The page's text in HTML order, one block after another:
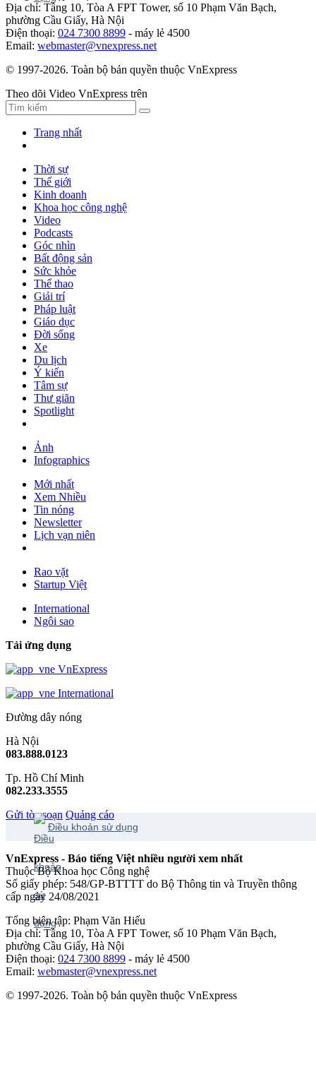
Địa chỉ: Tầng 10, Tòa A FPT Tower, số 10 Phạm Văn Bạch,
phường Cầu Giấy, Hà Nội
Điện thoại: 024 7300 8899 - máy lẻ 4500
Email: webmaster@vnexpress.net
© 1997-2026. Toàn bộ bản quyền thuộc VnExpress
Theo dõi Video VnExpress trên
Trang nhất
Thời sự
Thế giới
Kinh doanh
Khoa học công nghệ
Video
Podcasts
Góc nhìn
Bất động sản
Sức khỏe
Thể thao
Giải trí
Pháp luật
Giáo dục
Đời sống
Xe
Du lịch
Ý kiến
Tâm sự
Thư giãn
Spotlight
Ảnh
Infographics
Mới nhất
Xem Nhiều
Tin nóng
Newsletter
Lịch vạn niên
Rao vặt
Startup Việt
International
Ngôi sao
Tải ứng dụng
VnExpress
International
Đường dây nóng
Hà Nội
083.888.0123
Tp. Hồ Chí Minh
082.233.3555
Gửi tòa soạn Quảng cáo
Điều khoản sử dụng
VnExpress - Báo tiếng Việt nhiều người xem nhất
Thuộc Bộ Khoa học Công nghệ
Số giấy phép: 548/GP-BTTTT do Bộ Thông tin và Truyền thông
cấp ngày 24/08/2021
Tổng biên tập: Phạm Văn Hiếu
Địa chỉ: Tầng 10, Tòa A FPT Tower, số 10 Phạm Văn Bạch,
phường Cầu Giấy, Hà Nội
Điện thoại: 024 7300 8899 - máy lẻ 4500
Email: webmaster@vnexpress.net
© 1997-2026. Toàn bộ bản quyền thuộc VnExpress